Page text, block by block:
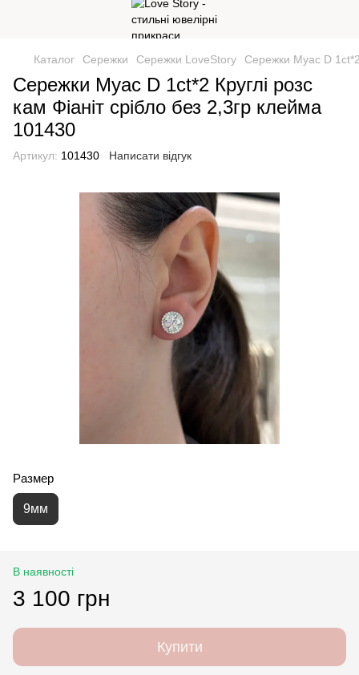
Каталог Сережки Сережки LoveStory Сережки Муас D 1ct*2
Сережки Муас D 1ct*2 Круглі розс
кам Фіаніт срібло без 2,3гр клейма
101430
Артикул: 101430 Написати відгук
Размер
9мм
В наявності
3 100 грн
Купити